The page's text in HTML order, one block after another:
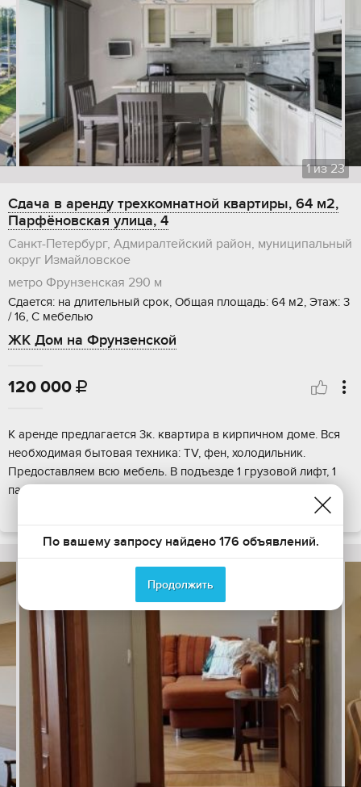
1из23
Сдача в аренду трехкомнатной квартиры, 64 м2,
Парфёновская улица, 4
Санкт-Петербург, Адмиралтейский район, муниципальный
округ Измайловское
метро Фрунзенская 290 м
Сдается: на длительный срок, Общая площадь: 64 м2, Этаж: 3
/ 16, С мебелью
ЖК Дом на Фрунзенской
120 000 
К аренде предлагается 3к. квартира в кирпичном доме. Вся
необходимая бытовая техника: TV, фен, холодильник.
Предоставляем всю мебель. В подъезде 1 грузовой лифт, 1
пассажирский лифт. Проведены все коммуникации: газ.
По вашему запросу найдено 176 объявлений.
Продолжить